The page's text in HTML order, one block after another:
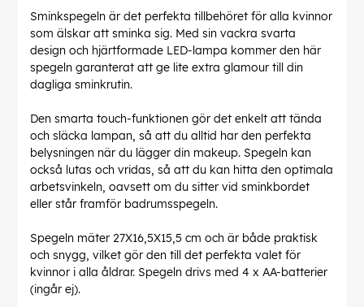
Sminkspegeln är det perfekta tillbehöret för alla kvinnor
som älskar att sminka sig. Med sin vackra svarta
design och hjärtformade LED-lampa kommer den här
spegeln garanterat att ge lite extra glamour till din
dagliga sminkrutin.
Den smarta touch-funktionen gör det enkelt att tända
och släcka lampan, så att du alltid har den perfekta
belysningen när du lägger din makeup. Spegeln kan
också lutas och vridas, så att du kan hitta den optimala
arbetsvinkeln, oavsett om du sitter vid sminkbordet
eller står framför badrumsspegeln.
Spegeln mäter 27X16,5X15,5 cm och är både praktisk
och snygg, vilket gör den till det perfekta valet för
kvinnor i alla åldrar. Spegeln drivs med 4 x AA-batterier
(ingår ej).